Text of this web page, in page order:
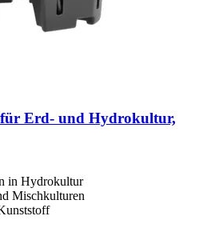
Erd-​ und Hydrokultur,
in Hydrokultur
Mischkulturen